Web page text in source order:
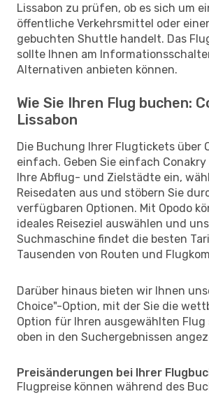
Lissabon zu prüfen, ob es sich um
öffentliche Verkehrsmittel oder
gebuchten Shuttle handelt. Das
sollte Ihnen am
Alternativen anbieten können.
Wie Sie Ihren Flug buchen:
Lissabon
Die Buchung Ihrer Flugtickets über
einfach. Geben Sie einfach
Ihre Abflug- und Zielstädte ein,
Reisedaten aus und stöbern Sie
verfügbaren Optionen. Mit Opodo
ideales Reiseziel auswählen und
Suchmaschine findet die besten
Tausenden von Routen und
Darüber hinaus bieten wir Ihnen
Choice"-Option, mit der Sie die
Option für Ihren ausgewählten Flug
oben in den Suchergebnissen
Preisänderungen bei Ihrer
Flugpreise können während des